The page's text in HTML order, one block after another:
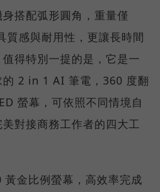
搭配弧形圓角，重量僅
質感與耐用性，更讓長時間
得特別一提的是，它是一
的 2 in 1 AI 筆電，360 度翻
螢幕，可依照不同情境自
對接商務工作者的四大工
黃金比例螢幕，高效率完成